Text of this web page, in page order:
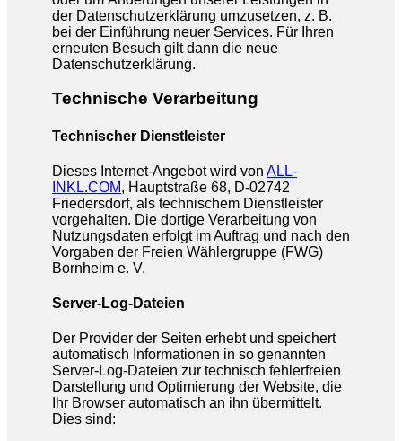
der Datenschutzerklärung umzusetzen, z. B.
bei der Einführung neuer Services. Für Ihren
erneuten Besuch gilt dann die neue
Datenschutzerklärung.
Technische Verarbeitung
Technischer Dienstleister
Dieses Internet-Angebot wird von ALL-
INKL.COM, Hauptstraße 68, D-02742
Friedersdorf, als technischem Dienstleister
vorgehalten. Die dortige Verarbeitung von
Nutzungsdaten erfolgt im Auftrag und nach den
Vorgaben der Freien Wählergruppe (FWG)
Bornheim e. V.
Server-Log-Dateien
Der Provider der Seiten erhebt und speichert
automatisch Informationen in so genannten
Server-Log-Dateien zur technisch fehlerfreien
Darstellung und Optimierung der Website, die
Ihr Browser automatisch an ihn übermittelt.
Dies sind: